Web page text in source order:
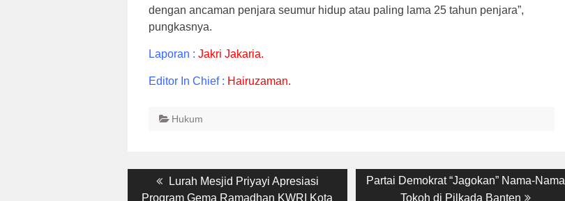
dengan ancaman penjara seumur hidup atau paling lama 25 tahun penjara”,
pungkasnya.
Laporan : Jakri Jakaria.
Editor In Chief : Hairuzaman.
Hukum
Post Previous
post:
Lurah Mesjid Priyayi Apresiasi
Program Gema Ramadhan KWRI Kota
Next
Partai Demokrat “Jagokan” Nama-Nama
Tokoh di Pilkada Banten